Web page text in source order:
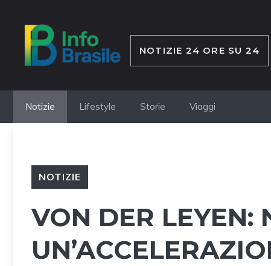
contenuto
NOTIZIE 24 ORE SU 24
Notizie Lifestyle Storie Viaggi
NOTIZIE
VON DER LEYEN: